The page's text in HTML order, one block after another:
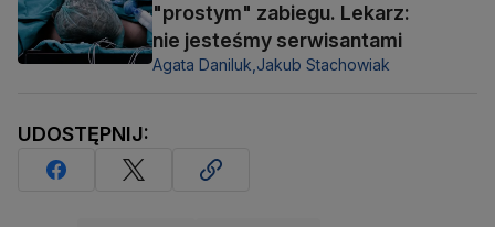
"prostym" zabiegu. Lekarz:
nie jesteśmy serwisantami
Agata Daniluk, Jakub Stachowiak
UDOSTĘPNIJ: